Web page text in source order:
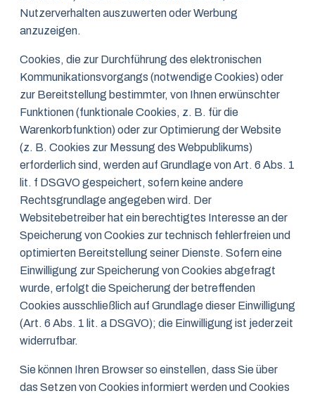
Nutzerverhalten auszuwerten oder Werbung
anzuzeigen.
Cookies, die zur Durchführung des elektronischen
Kommunikationsvorgangs (notwendige Cookies) oder
zur Bereitstellung bestimmter, von Ihnen erwünschter
Funktionen (funktionale Cookies, z. B. für die
Warenkorbfunktion) oder zur Optimierung der Website
(z. B. Cookies zur Messung des Webpublikums)
erforderlich sind, werden auf Grundlage von Art. 6 Abs. 1
lit. f DSGVO gespeichert, sofern keine andere
Rechtsgrundlage angegeben wird. Der
Websitebetreiber hat ein berechtigtes Interesse an der
Speicherung von Cookies zur technisch fehlerfreien und
optimierten Bereitstellung seiner Dienste. Sofern eine
Einwilligung zur Speicherung von Cookies abgefragt
wurde, erfolgt die Speicherung der betreffenden
Cookies ausschließlich auf Grundlage dieser Einwilligung
(Art. 6 Abs. 1 lit. a DSGVO); die Einwilligung ist jederzeit
widerrufbar.
Sie können Ihren Browser so einstellen, dass Sie über
das Setzen von Cookies informiert werden und Cookies